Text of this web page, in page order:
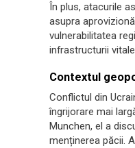
În plus, atacurile
asupra
vulnerabilitatea
infrastructurii
Contextul
Conflictul din
îngrijorare mai
Munchen, el a
menținerea păcii.